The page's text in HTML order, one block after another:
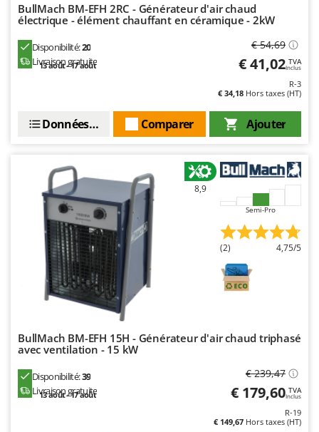
U
Udor
Unger
Volpi
Waldner
Weber
WIDU
Wiper EcoRobot
Wolf Garten
Wortex
Worx
Y Yard Force
Z
Zanon
BullMach BM-EFH 2RC - Générateur d'air chaud
électrique - élément chauffant en céramique - 2kW
Disponibilité:20
Livraison gratuite
13 août - 17 août
€ 54,69
€ 41,02 TVA
Inclus
R-3
€ 34,18 Hors taxes (HT)
Ajouter
Comparer
Données techniques
8,9
Semi-Pro
(2) 4,75/5
BullMach BM-EFH 15H - Générateur d'air chaud triphasé
avec ventilation - 15 kW
Disponibilité:39
Livraison gratuite
13 août - 17 août
€ 239,47
€ 179,60 TVA
Inclus
R-19
€ 149,67 Hors taxes (HT)